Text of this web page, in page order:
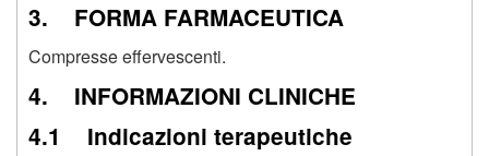
3. FORMA FARMACEUTICA
Compresse effervescenti.
4. INFORMAZIONI CLINICHE
4.1 Indicazioni terapeutiche